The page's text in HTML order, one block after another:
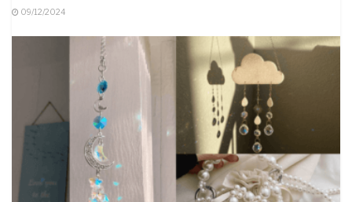
09/12/2024